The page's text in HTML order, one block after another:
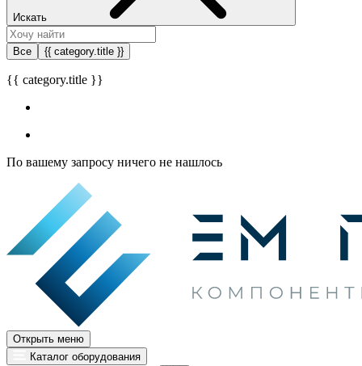
Искать
Все {{ category.title }}
{{ category.title }}
По вашему запросу ничего не нашлось
Открыть меню
Каталог оборудования